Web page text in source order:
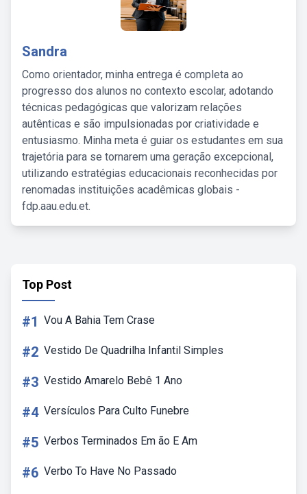
Sandra
Como orientador, minha entrega é completa ao
progresso dos alunos no contexto escolar, adotando
técnicas pedagógicas que valorizam relações
autênticas e são impulsionadas por criatividade e
entusiasmo. Minha meta é guiar os estudantes em sua
trajetória para se tornarem uma geração excepcional,
utilizando estratégias educacionais reconhecidas por
renomadas instituições acadêmicas globais -
fdp.aau.edu.et.
Top Post
#1 Vou A Bahia Tem Crase
#2 Vestido De Quadrilha Infantil Simples
#3 Vestido Amarelo Bebê 1 Ano
#4 Versículos Para Culto Funebre
#5 Verbos Terminados Em ão E Am
#6 Verbo To Have No Passado